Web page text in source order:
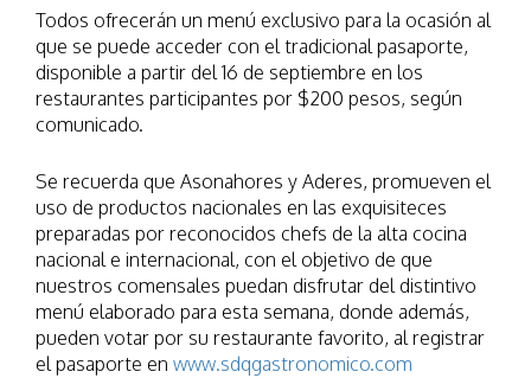
Todos ofrecerán un menú exclusivo para la ocasión al
que se puede acceder con el tradicional pasaporte,
disponible a partir del 16 de septiembre en los
restaurantes participantes por $200 pesos, según
comunicado.
Se recuerda que Asonahores y Aderes, promueven el
uso de productos nacionales en las exquisiteces
preparadas por reconocidos chefs de la alta cocina
nacional e internacional, con el objetivo de que
nuestros comensales puedan disfrutar del distintivo
menú elaborado para esta semana, donde además,
pueden votar por su restaurante favorito, al registrar
el pasaporte en www.sdqgastronomico.com